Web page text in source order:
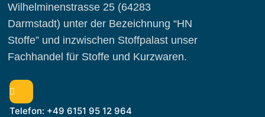
Wilhelminenstrasse 25 (64283
Darmstadt) unter der Bezeichnung “HN
Stoffe” und inzwischen Stoffpalast unser
Fachhandel für Stoffe und Kurzwaren.
Telefon: +49 6151 95 12 964